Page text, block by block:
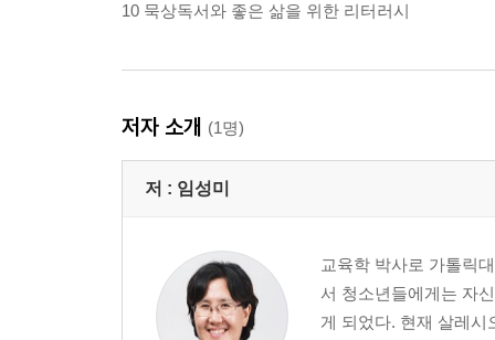
10 묵상독서와 좋은 삶을 위한 리터러시
저자 소개 (1명)
저 : 임성미
교육학 박사로 가톨릭
서 청소년들에게는 자
게 되었다. 현재 살레